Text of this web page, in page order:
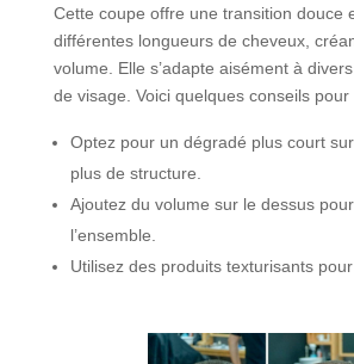
Cette coupe offre une transition douce
différentes longueurs de cheveux,
volume. Elle s’adapte aisément à
de visage. Voici quelques conseils pour
Optez pour un dégradé plus court
plus de structure.
Ajoutez du volume sur le dessus
l’ensemble.
Utilisez des produits texturisants